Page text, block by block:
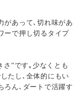
があって､切れ味があ
ーで押し切るタイプ
さ"です｡少なくとも
たし､全体的にもい
ろん､ダートで活躍す